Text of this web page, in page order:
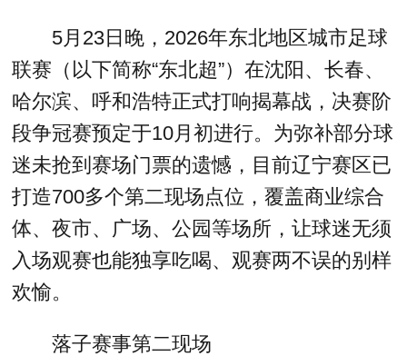
5月23日晚，2026年东北地区城市足球
联赛（以下简称“东北超”）在沈阳、长春、
哈尔滨、呼和浩特正式打响揭幕战，决赛阶
段争冠赛预定于10月初进行。为弥补部分球
迷未抢到赛场门票的遗憾，目前辽宁赛区已
打造700多个第二现场点位，覆盖商业综合
体、夜市、广场、公园等场所，让球迷无须
入场观赛也能独享吃喝、观赛两不误的别样
欢愉。
落子赛事第二现场